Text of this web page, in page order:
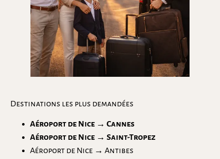
Destinations les plus demandées
Aéroport de Nice → Cannes
Aéroport de Nice → Saint-Tropez
Aéroport de Nice → Antibes